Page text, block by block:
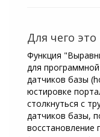
Для чего
Функция
для
датчиков базы
юстировке
столкнуться с
датчиков базы,
восстановление